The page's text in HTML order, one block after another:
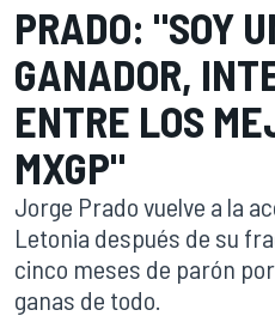
PRADO: "SOY
GANADOR,
ENTRE LOS
MXGP"
Jorge Prado vuelve a la
Letonia después de su
cinco meses de parón por
ganas de todo.